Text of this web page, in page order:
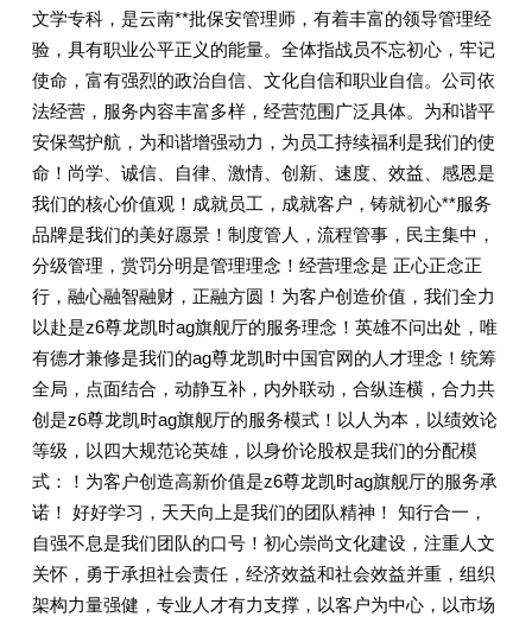
文学专科，是云南**批保安管理师，有着丰富的领导管理经
验，具有职业公平正义的能量。全体指战员不忘初心，牢记
使命，富有强烈的政治自信、文化自信和职业自信。公司依
法经营，服务内容丰富多样，经营范围广泛具体。为和谐平
安保驾护航，为和谐增强动力，为员工持续福利是我们的使
命！尚学、诚信、自律、激情、创新、速度、效益、感恩是
我们的核心价值观！成就员工，成就客户，铸就初心**服务
品牌是我们的美好愿景！制度管人，流程管事，民主集中，
分级管理，赏罚分明是管理理念！经营理念是 正心正念正
行，融心融智融财，正融方圆！为客户创造价值，我们全力
以赴是z6尊龙凯时ag旗舰厅的服务理念！英雄不问出处，唯
有德才兼修是我们的ag尊龙凯时中国官网的人才理念！统筹
全局，点面结合，动静互补，内外联动，合纵连横，合力共
创是z6尊龙凯时ag旗舰厅的服务模式！以人为本，以绩效论
等级，以四大规范论英雄，以身价论股权是我们的分配模
式：！为客户创造高新价值是z6尊龙凯时ag旗舰厅的服务承
诺！ 好好学习，天天向上是我们的团队精神！ 知行合一，
自强不息是我们团队的口号！初心崇尚文化建设，注重人文
关怀，勇于承担社会责任，经济效益和社会效益并重，组织
架构力量强健，专业人才有力支撑，以客户为中心，以市场